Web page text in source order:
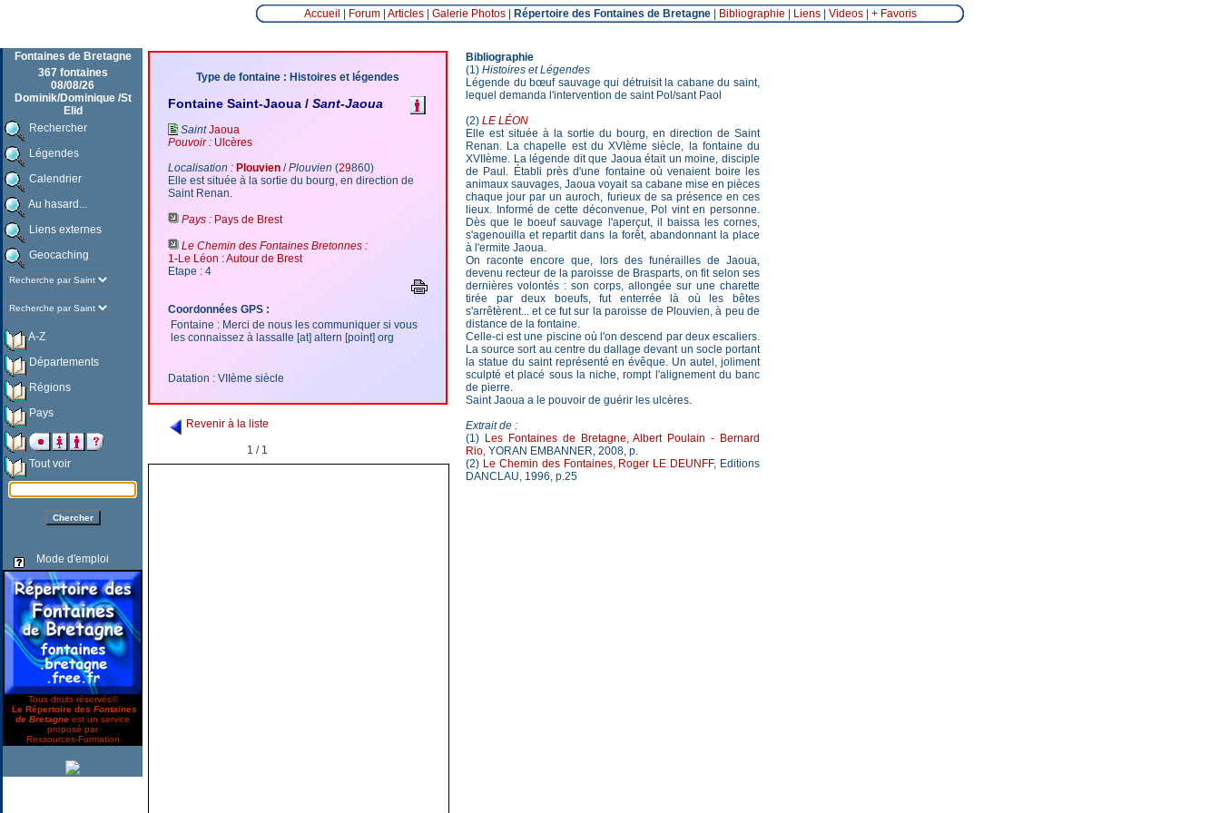
Accueil Forum| Articles| Galerie Photos| Répertoire des Fontaines de Bretagne| Bibliographie Liens| Videos| + Favoris
Fontaines de Bretagne
367 fontaines
08/08/26
Dominik/Dominique /St
Elid
Rechercher
Légendes
Calendrier
Au hasard...
Liens externes
Geocaching
A-Z
Départements
Régions
Pays
Tout voir
Mode d'emploi
Tous droits réservés©
Le Répertoire des Fontaines
de Bretagne est un service
proposé par
Ressources-Formation
Type de fontaine : Histoires et légendes
Fontaine Saint-Jaoua / Sant-Jaoua
SaintJaoua
Pouvoir : Ulcères
Localisation : Plouvien /Plouvien (29860)
Elle est située à la sortie du bourg, en direction de
Saint Renan.
Pays : Pays de Brest
Le Chemin des Fontaines Bretonnes :
1-Le Léon : Autour de Brest
Etape : 4
Coordonnées GPS :
Fontaine : Merci de nous les communiquer si vous
les connaissez à lassalle [at] altern [point] org
Datation : VIIème siècle
Revenir à la liste
1 / 1
Bibliographie
(1) Histoires et Légendes
Légende du bœuf sauvage qui détruisit la cabane du saint,
lequel demanda l'intervention de saint Pol/sant Paol
(2) LE LÉON
Elle est située à la sortie du bourg, en direction de Saint
Renan. La chapelle est du XVIème siècle, la fontaine du
XVIIème. La légende dit que Jaoua était un moine, disciple
de Paul. Établi près d'une fontaine où venaient boire les
animaux sauvages, Jaoua voyait sa cabane mise en pièces
chaque jour par un auroch, furieux de sa présence en ces
lieux. Informé de cette déconvenue, Pol vint en personne.
Dès que le boeuf sauvage l'aperçut, il baissa les cornes,
s'agenouilla et repartit dans la forêt, abandonnant la place
à l'ermite Jaoua.
On raconte encore que, lors des funérailles de Jaoua,
devenu recteur de la paroisse de Brasparts, on fit selon ses
dernières volontés : son corps, allongée sur une charette
tirée par deux boeufs, fut enterrée là où les bêtes
s'arrêtèrent... et ce fut sur la paroisse de Plouvien, à peu de
distance de la fontaine.
Celle-ci est une piscine où l'on descend par deux escaliers.
La source sort au centre du dallage devant un socle portant
la statue du saint représenté en évêque. Un autel, joliment
sculpté et placé sous la niche, rompt l'alignement du banc
de pierre.
Saint Jaoua a le pouvoir de guérir les ulcères.
Extrait de :
(1) Les Fontaines de Bretagne, Albert Poulain - Bernard
Rio, YORAN EMBANNER, 2008, p.
(2) Le Chemin des Fontaines, Roger LE DEUNFF, Editions
DANCLAU, 1996, p.25